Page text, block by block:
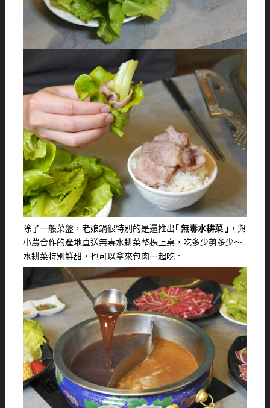
除了一般菜盤，老娘鍋很特別的是還推出｢無毒水耕菜 ｣ ，與
小農合作的產地直送無毒水耕菜整株上桌，吃多少剪多少～
水耕菜特別鮮甜，也可以拿來包肉一起吃。